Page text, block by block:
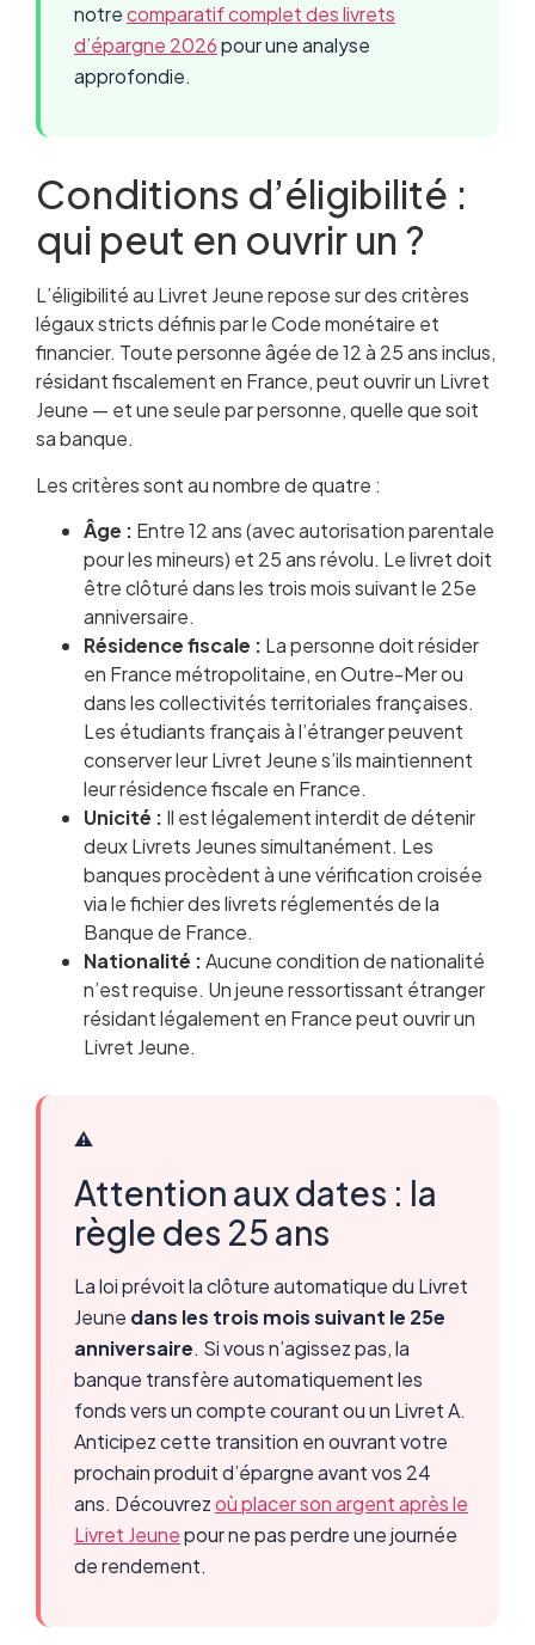
notrecomparatif complet des livrets
d’épargne 2026pour une analyse
approfondie.
Conditions d’éligibilité :
qui peut en ouvrir un ?
L’éligibilité au Livret Jeune repose sur des critères
légaux stricts définis par le Code monétaire et
financier. Toute personne âgée de 12 à 25 ans inclus,
résidant fiscalement en France, peut ouvrir un Livret
Jeune — et une seule par personne, quelle que soit
sa banque.
Les critères sont au nombre de quatre :
Âge : Entre 12 ans (avec autorisation parentale
pour les mineurs) et 25 ans révolu. Le livret doit
être clôturé dans les trois mois suivant le 25e
anniversaire.
Résidence fiscale : La personne doit résider
en France métropolitaine, en Outre-Mer ou
dans les collectivités territoriales françaises.
Les étudiants français à l’étranger peuvent
conserver leur Livret Jeune s’ils maintiennent
leur résidence fiscale en France.
Unicité : Il est légalement interdit de détenir
deux Livrets Jeunes simultanément. Les
banques procèdent à une vérification croisée
via le fichier des livrets réglementés de la
Banque de France.
Nationalité :Aucune condition de nationalité
n’est requise. Un jeune ressortissant étranger
résidant légalement en France peut ouvrir un
Livret Jeune.
⚠️
Attention aux dates : la
règle des 25 ans
La loi prévoit la clôture automatique du Livret
Jeune dans les trois mois suivant le 25e
anniversaire. Si vous n’agissez pas, la
banque transfère automatiquement les
fonds vers un compte courant ou un Livret A.
Anticipez cette transition en ouvrant votre
prochain produit d’épargne avant vos 24
ans. Découvrezoù placer son argent après le
Livret Jeunepour ne pas perdre une journée
de rendement.